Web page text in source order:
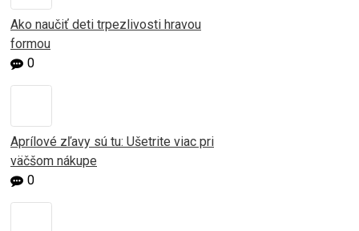
Ako naučiť deti trpezlivosti hravou
formou
0
Aprílové zľavy sú tu: Ušetrite viac pri
väčšom nákupe
0